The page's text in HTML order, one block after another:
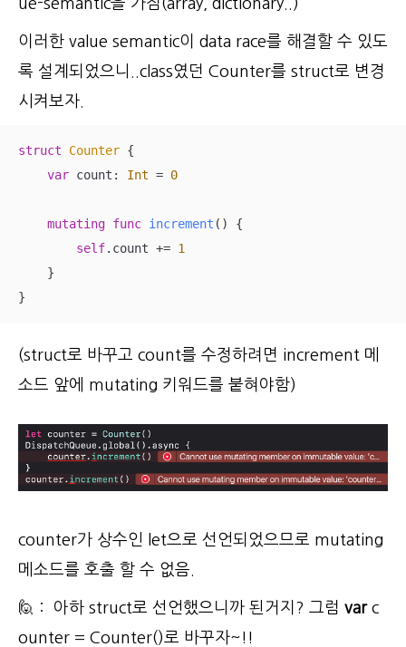
ue-semantic을 가짐(array, dictionary..)
이러한 value semantic이 data race를 해결할 수 있도
록 설계되었으니..class였던 Counter를 struct로 변경
시켜보자.
struct Counter {
var count: Int = 0
mutating func increment ()
{
self.count += 1
    }
}
(struct로 바꾸고 count를 수정하려면 increment 메
소드 앞에 mutating 키워드를 붙혀야함)
counter가 상수인 let으로 선언되었으므로 mutating
메소드를 호출 할 수 없음.
🙋 : 아하 struct로 선언했으니까 된거지? 그럼 varc
ounter = Counter()로 바꾸자~!!